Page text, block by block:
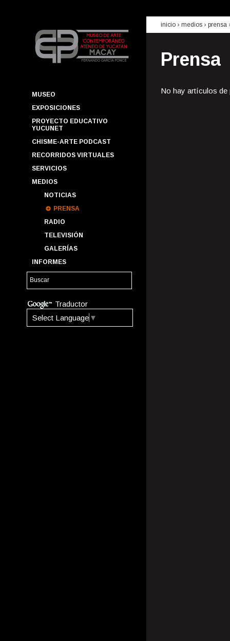
MUSEO
EXPOSICIONES
PROYECTO EDUCATIVO
YUCUNET
CHISME-ARTE PODCAST
RECORRIDOS VIRTUALES
SERVICIOS
MEDIOS
NOTICIAS
PRENSA
RADIO
TELEVISIÓN
GALERÍAS
INFORMES
Traductor
Select Language ▼
inicio › medios › prensa
Prensa
No hay artículos de